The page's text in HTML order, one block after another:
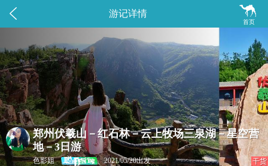
 
首页
游记详情
郑州伏羲山－红石林－云上牧场三泉湖－星空营
地－3日游
色影姐 2021/05/20出发 干货